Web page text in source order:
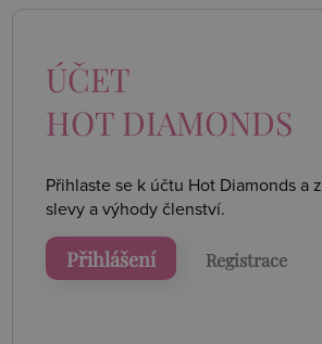
ÚČET
HOT DIAMONDS
Přihlaste se k účtu Hot Diamonds a
slevy a výhody členství.
Přihlášení Registrace